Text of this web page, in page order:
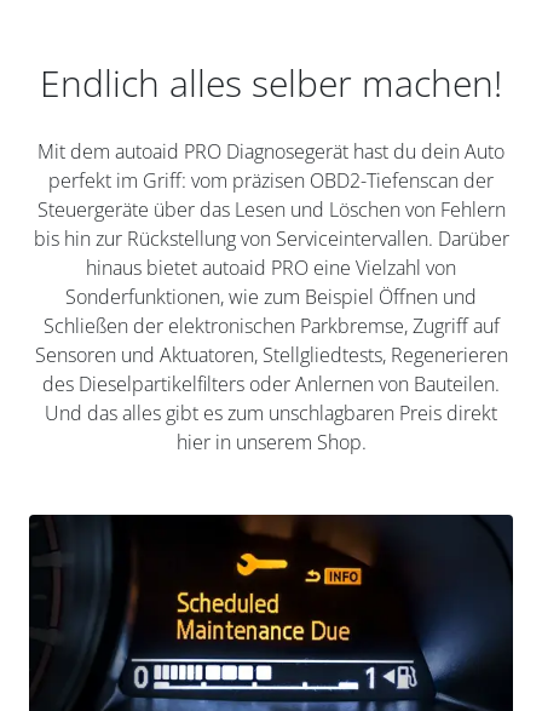
Endlich alles selber machen!
Mit dem autoaid PRO Diagnosegerät hast du dein Auto
perfekt im Griff: vom präzisen OBD2-Tiefenscan der
Steuergeräte über das Lesen und Löschen von Fehlern
bis hin zur Rückstellung von Serviceintervallen. Darüber
hinaus bietet autoaid PRO eine Vielzahl von
Sonderfunktionen, wie zum Beispiel Öffnen und
Schließen der elektronischen Parkbremse, Zugriff auf
Sensoren und Aktuatoren, Stellgliedtests, Regenerieren
des Dieselpartikelfilters oder Anlernen von Bauteilen.
Und das alles gibt es zum unschlagbaren Preis direkt
hier in unserem Shop.